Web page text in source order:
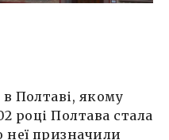
Полтаві, якому
році Полтава стала
неї призначили